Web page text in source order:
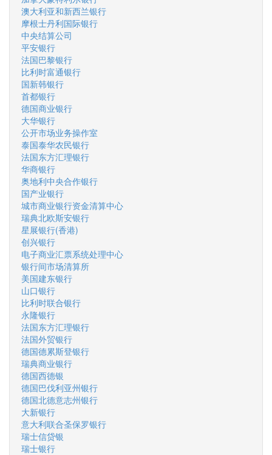
澳大利亚和新西兰银行
摩根士丹利国际银行
中央结算公司
平安银行
法国巴黎银行
比利时富通银行
国新韩银行
首都银行
德国商业银行
大华银行
公开市场业务操作室
泰国泰华农民银行
法国东方汇理银行
华商银行
奥地利中央合作银行
国产业银行
城市商业银行资金清算中心
瑞典北欧斯安银行
星展银行(香港)
创兴银行
电子商业汇票系统处理中心
银行间市场清算所
美国建东银行
山口银行
比利时联合银行
永隆银行
法国东方汇理银行
法国外贸银行
德国德累斯登银行
瑞典商业银行
德国西德银
德国巴伐利亚州银行
德国北德意志州银行
大新银行
意大利联合圣保罗银行
瑞士信贷银
瑞士银行